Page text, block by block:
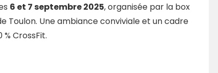
6 et 7 septembre 2025, organisée par la box
Toulon. Une ambiance conviviale et un cadre
CrossFit.